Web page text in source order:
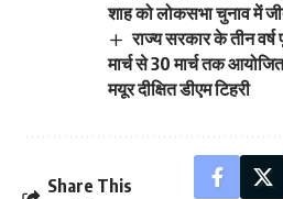
शाह को लोकसभा चुनाव में
राज्य सरकार के तीन वर्ष
मार्च से 30 मार्च तक
मयूर दीक्षित डीएम टिहरी
Share This